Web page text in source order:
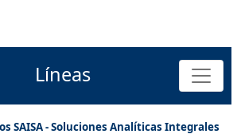
Líneas
SAISA - Soluciones Analíticas Integrales